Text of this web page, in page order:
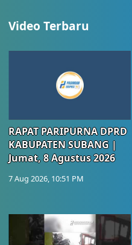
Video Terbaru
RAPAT PARIPURNA DPRD
KABUPATEN SUBANG |
Jumat, 8 Agustus 2026
7 Aug 2026, 10:51 PM